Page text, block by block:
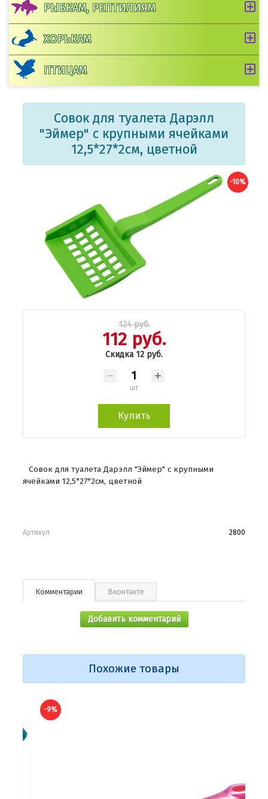
РЫБКАМ, РЕПТИЛИЯМ
ХОРЬКАМ
ПТИЦАМ
Совок для туалета Дарэлл
"Эймер" с крупными ячейками
12,5*27*2см, цветной
-10%
124 руб.
112 руб.
Скидка 12 руб.
шт
Купить
Совок для туалета Дарэлл "Эймер" с крупными
ячейками 12,5*27*2см, цветной
Артикул 2800
Комментарии Вконтакте
Добавить комментарий
Похожие товары
-9%